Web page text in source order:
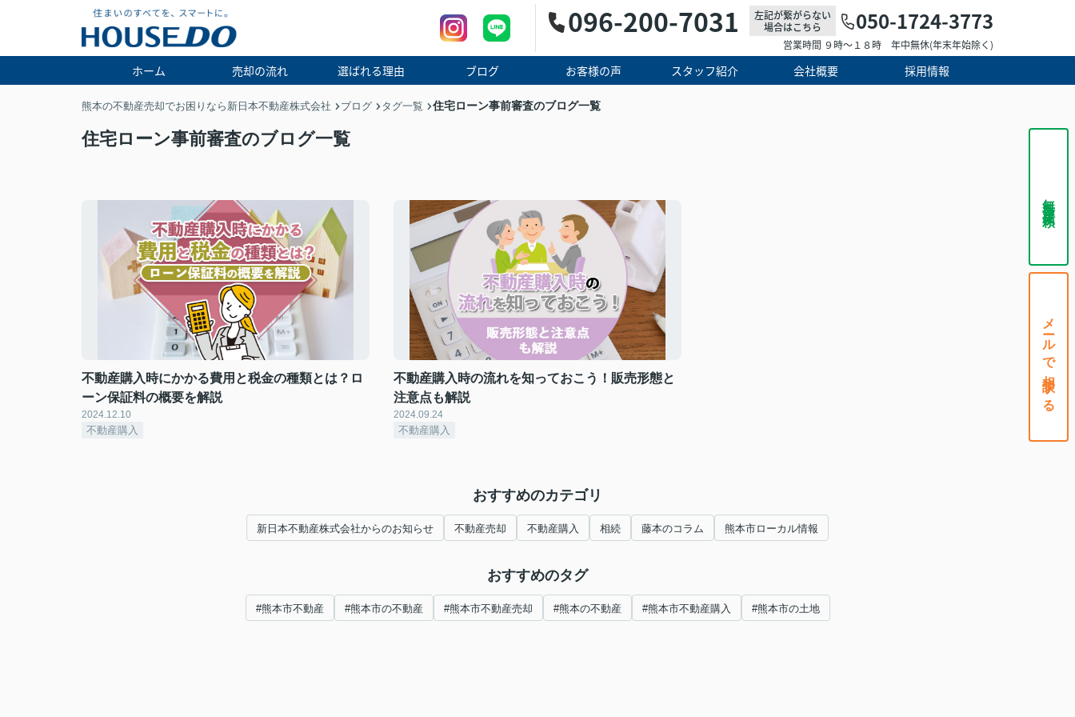
096-200-7031
左記が繋がらない
場合はこちら
050-1724-3773
営業時間 ９時～１８時 年中無休(年末年始除く)
ホーム 売却の流れ 選ばれる理由 ブログ お客様の声 スタッフ紹介 会社概要 採用情報
無料査定依頼
メールで相談する
熊本の不動産売却でお困りなら新日本不動産株式会社 ブログ タグ一覧 住宅ローン事前審査のブログ一覧
住宅ローン事前審査のブログ一覧
不動産購入時にかかる費用と税金の種類とは？ロ
ーン保証料の概要を解説
2024.12.10
不動産購入
不動産購入時の流れを知っておこう！販売形態と
注意点も解説
2024.09.24
不動産購入
おすすめのカテゴリ
新日本不動産株式会社からのお知らせ 不動産売却 不動産購入 相続 藤本のコラム 熊本市ローカル情報
おすすめのタグ
#熊本市不動産 #熊本市の不動産 #熊本市不動産売却 #熊本の不動産 #熊本市不動産購入 #熊本市の土地